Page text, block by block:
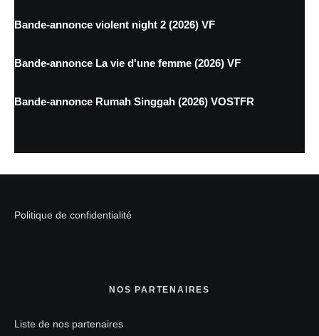
Bande-annonce violent night 2 (2026) VF
Bande-annonce La vie d'une femme (2026) VF
Bande-annonce Rumah Singgah (2026) VOSTFR
Politique de confidentialité
NOS PARTENAIRES
Liste de nos partenaires